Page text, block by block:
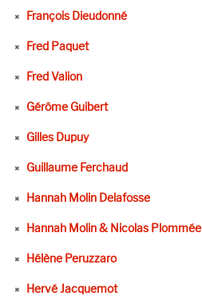
François Dieudonné
Fred Paquet
Fred Valion
Gérôme Guibert
Gilles Dupuy
Guillaume Ferchaud
Hannah Molin Delafosse
Hannah Molin & Nicolas Plommée
Hélène Peruzzaro
Hervé Jacquemot